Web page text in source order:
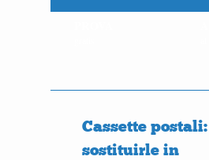
Cassette
sostituirle in